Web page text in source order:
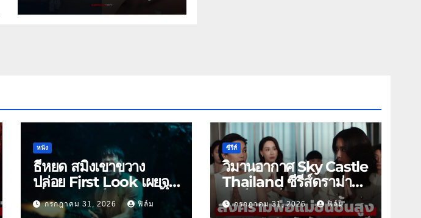
หนัง
ธี่หยด สมิงเขาขวาง
ปล่อย First Look เผยจุด
เริ่มต้นพี่ยักษ์ 30 ก.ย. นี้
กรกฎาคม 31, 2026 ฟิล์ม
ซีรีส์
วิมานอากาศ Sky Castle
Thailand ซีรีส์ดราม่า
ฟอร์มยักษ์ ช่องวัน31
กรกฎาคม 31, 2026 ฟิล์ม